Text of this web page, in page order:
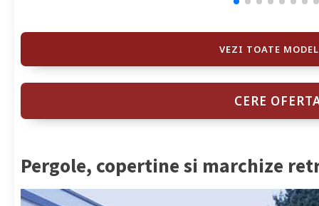
VEZI TOATE
CERE
Pergole, copertine si marchize